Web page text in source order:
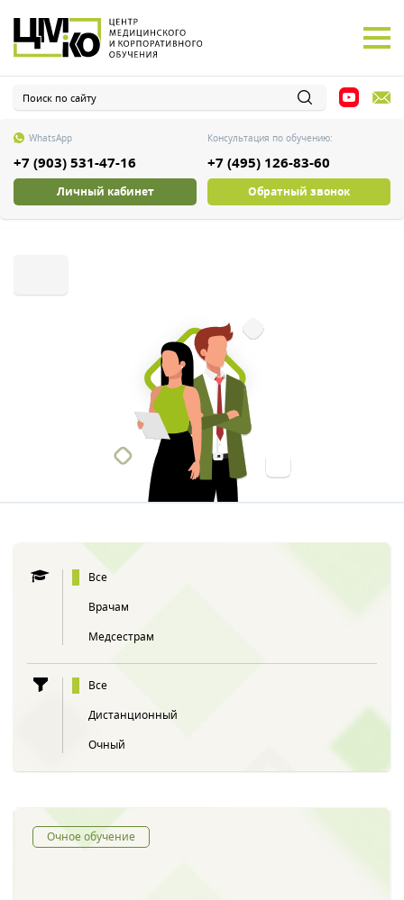
WhatsApp
+7 (903) 531-47-16
Консультация по обучению:
+7 (495) 126-83-60
Личный кабинет Обратный звонок
Все
Врачам
Медсестрам
Все
Дистанционный
Очный
Очное обучение